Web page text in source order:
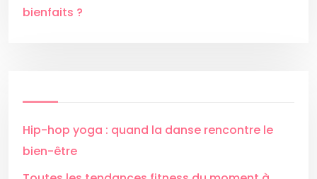
bienfaits ?
Hip-hop yoga : quand la danse rencontre le
bien-être